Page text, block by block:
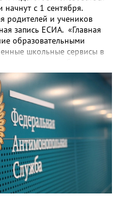
«На деревню
Обсуждение новости
с 1 сентября.
родителей и учеников
запись ЕСИА. «Главная
образовательными
школьные сервисы в
- Платформа ТОР
сервисы в единую
Предполагается, что
для пользователей».
домашние задания,
экосистемы
они будут
в ведомстве. Причём в
вообще незаметным.